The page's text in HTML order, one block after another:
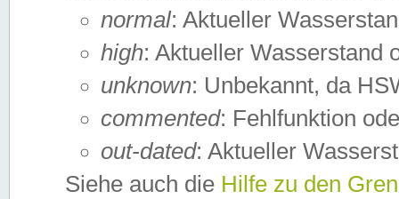
normal: Aktueller
high: Aktueller Wasserstand
unknown: Unbekannt, da
commented: Fehlfunktion
out-dated: Aktueller
Siehe auch die Hilfe zu den